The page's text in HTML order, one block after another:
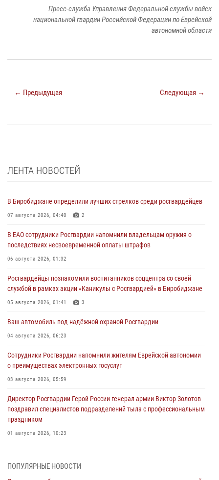
Пресс-служба Управления Федеральной службы войск
национальной гвардии Российской Федерации по Еврейской
автономной области
← Предыдущая Следующая →
ЛЕНТА НОВОСТЕЙ
В Биробиджане определили лучших стрелков среди росгвардейцев
07 августа 2026, 04:40 2
В ЕАО сотрудники Росгвардии напомнили владельцам оружия о
последствиях несвоевременной оплаты штрафов
06 августа 2026, 01:32
Росгвардейцы познакомили воспитанников соццентра со своей
службой в рамках акции «Каникулы с Росгвардией» в Биробиджане
05 августа 2026, 01:41 3
Ваш автомобиль под надёжной охраной Росгвардии
04 августа 2026, 06:23
Сотрудники Росгвардии напомнили жителям Еврейской автономии
о преимуществах электронных госуслуг
03 августа 2026, 05:59
Директор Росгвардии Герой России генерал армии Виктор Золотов
поздравил специалистов подразделений тыла с профессиональным
праздником
01 августа 2026, 10:23
Российской Федерации
ПОПУЛЯРНЫЕ НОВОСТИ